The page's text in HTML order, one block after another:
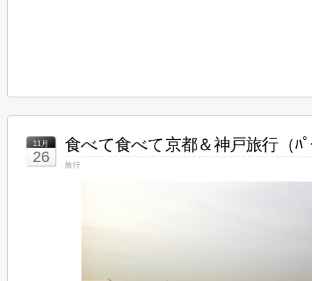
11月
26
食べて食べて京都＆神戸旅行（ﾊﾟ
旅行